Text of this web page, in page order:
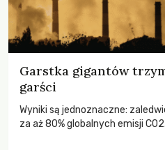
Garstka gigantów
garści
Wyniki są jednoznaczne:
za aż 80% globalnych emisji CO2.